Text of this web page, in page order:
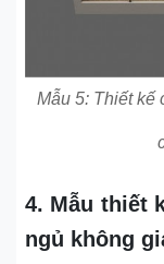
Mẫu 5: Thiết kế
4. Mẫu thiết
ngủ không